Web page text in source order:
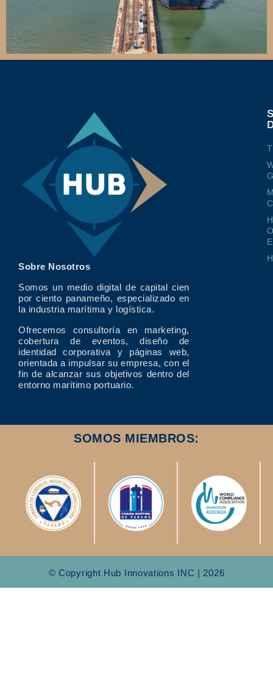
Sobre Nosotros
Somos un medio digital de capital cien
por ciento panameño, especializado en
la industria marítima y logística.
Ofrecemos consultoría en marketing,
cobertura de eventos, diseño de
identidad corporativa y páginas web,
orientada a impulsar su empresa, con el
fin de alcanzar sus objetivos dentro del
entorno marítimo portuario.
SOMOS MIEMBROS:
© Copyright Hub Innovations INC | 2026